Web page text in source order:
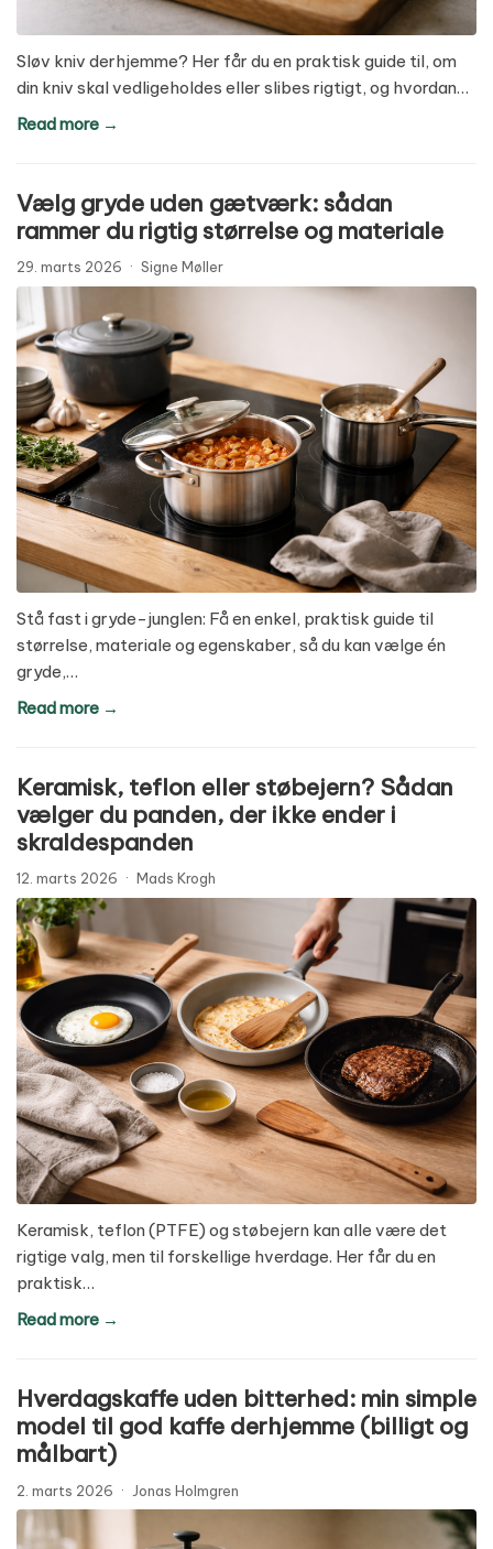
Sløv kniv derhjemme? Her får du en praktisk guide til, om
din kniv skal vedligeholdes eller slibes rigtigt, og hvordan…
Read more →
Vælg gryde uden gætværk: sådan
rammer du rigtig størrelse og materiale
29. marts 2026 · Signe Møller
Stå fast i gryde-junglen: Få en enkel, praktisk guide til
størrelse, materiale og egenskaber, så du kan vælge én
gryde,…
Read more →
Keramisk, teflon eller støbejern? Sådan
vælger du panden, der ikke ender i
skraldespanden
12. marts 2026 · Mads Krogh
Keramisk, teflon (PTFE) og støbejern kan alle være det
rigtige valg, men til forskellige hverdage. Her får du en
praktisk…
Read more →
Hverdagskaffe uden bitterhed: min simple
model til god kaffe derhjemme (billigt og
målbart)
2. marts 2026 · Jonas Holmgren